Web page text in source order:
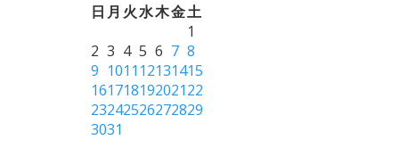
日 月 火水木金土
1
2 3 4 5 6 7 8
9 1011 12131415
16171819202122
23242526272829
3031